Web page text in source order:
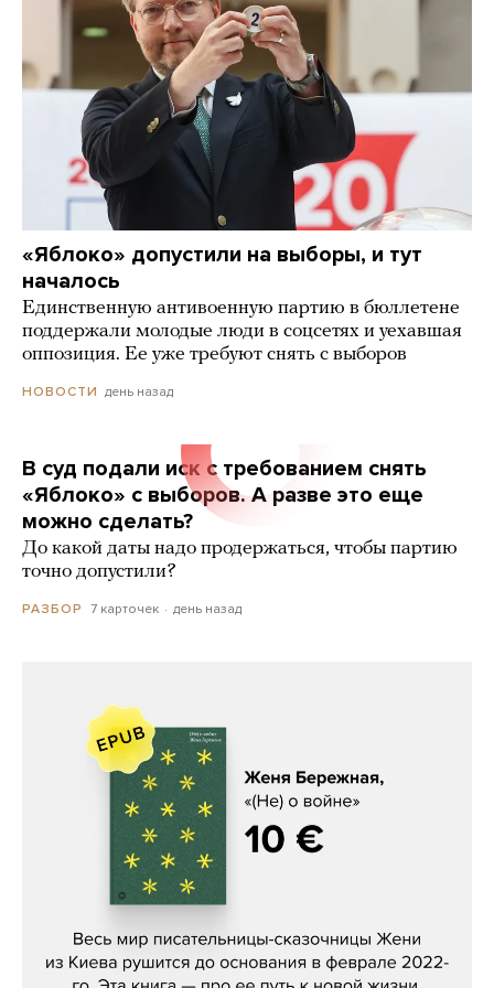
«Яблоко» допустили на выборы, и тут
началось
Единственную антивоенную партию в бюллетене
поддержали молодые люди в соцсетях и уехавшая
оппозиция. Ее уже требуют снять с выборов
НОВОСТИ день назад
В суд подали иск с требованием снять
«Яблоко» с выборов. А разве это еще
можно сделать?
До какой даты надо продержаться, чтобы партию
точно допустили?
РАЗБОР 7 карточек день назад
Женя Бережная, «(Не) о войне»